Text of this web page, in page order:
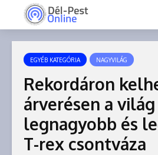
EGYÉB KATEGÓRIA NAGYVILÁG
Rekordáron
árverésen a
legnagyobb és
T-rex csontváza